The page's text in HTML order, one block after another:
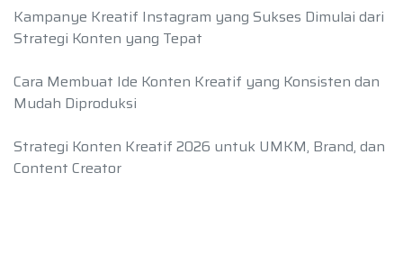
Kampanye Kreatif Instagram yang Sukses Dimulai dari
Strategi Konten yang Tepat
Cara Membuat Ide Konten Kreatif yang Konsisten dan
Mudah Diproduksi
Strategi Konten Kreatif 2026 untuk UMKM, Brand, dan
Content Creator